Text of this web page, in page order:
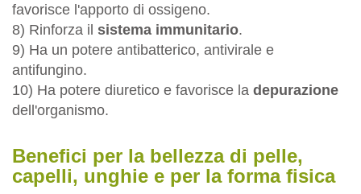
favorisce l'apporto di ossigeno.
8) Rinforza il sistema immunitario.
9) Ha un potere antibatterico, antivirale e
antifungino.
10) Ha potere diuretico e favorisce la depurazione
dell'organismo.
Benefici per la bellezza di pelle,
capelli, unghie e per la forma fisica